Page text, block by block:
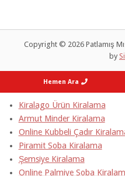
Copyright © 2026 Patlamış
by
Hemen Ara
Kiralago Ürün Kiralama
Armut Minder Kiralama
Online Kubbeli Çadır
Piramit Soba Kiralama
Şemsiye Kiralama
Online Palmiye Soba